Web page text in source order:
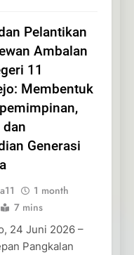
Pelantikan
Ambalan
11
Membentuk
dan
Generasi
1 month
7 mins
24 Juni 2026 –
Pangkalan